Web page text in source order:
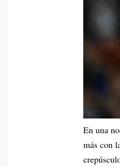
En una
más con